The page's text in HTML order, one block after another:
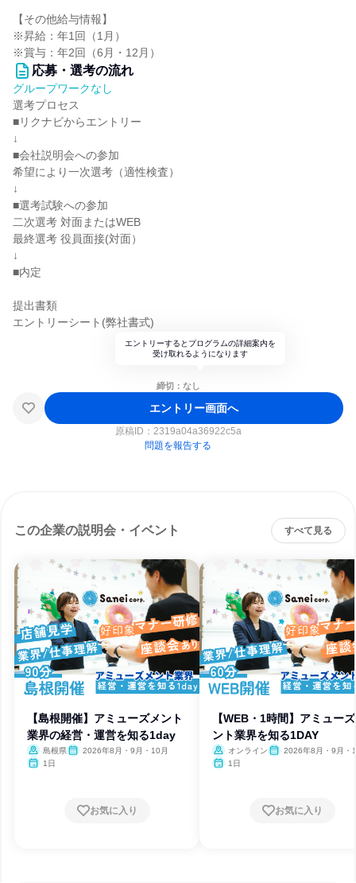
【その他給与情報】
※昇給：年1回（1月）
※賞与：年2回（6月・12月）
応募・選考の流れ
グループワークなし
選考プロセス
■リクナビからエントリー
↓
■会社説明会への参加
希望により一次選考（適性検査）
↓
■選考試験への参加
二次選考 対面またはWEB
最終選考 役員面接(対面）
↓
■内定
提出書類
エントリーシート(弊社書式)
エントリーするとプログラムの詳細案内を
受け取れるようになります
締切：なし
エントリー画面へ
原稿ID： 2319a04a36922c5a
問題を報告する
この企業の説明会・イベント すべて見る
【島根開催】アミューズメント
業界の経営・運営を知る1day
島根県
2026年8月・9月・10月
1日
お気に入り
【WEB・1時間】アミュー
ント業界を知る1DAY
オンライン
2026年8月・9月・
1日
お気に入り